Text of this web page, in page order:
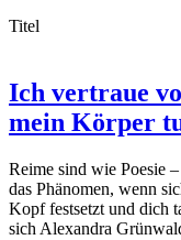
Titel
Ich vertraue
mein Körper
Reime sind wie Poesie
das Phänomen, wenn
Kopf festsetzt und dich
sich Alexandra